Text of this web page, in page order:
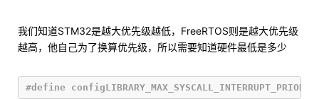
我们知道STM32是越大优先级越低，FreeRTOS则是越大优先级
越高，他自己为了换算优先级，所以需要知道硬件最低是多少